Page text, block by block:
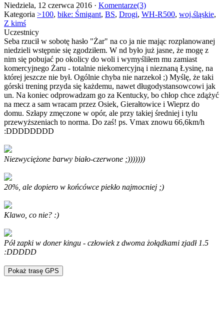
Niedziela, 12 czerwca 2016 · Komentarze(3)
Kategoria >100, bike: Śmigant, BS, Drogi, WH-R500, woj.śląskie,
Z kimś
Uczestnicy
Seba rzucił w sobotę hasło "Żar" na co ja nie mając rozplanowanej
niedzieli wstępnie się zgodziłem. W nd było już jasne, że mogę z
nim się pobujać po okolicy do woli i wymyśliłem mu zamiast
komercyjnego Żaru - totalnie niekomercyjną i nieznaną Łysinę, na
której jeszcze nie był. Ogólnie chyba nie narzekoł ;) Myślę, że taki
górski trening przyda się każdemu, nawet długodystansowcowi jak
un. Na koniec odprowadzam go za Kentucky, bo chłop chce zdążyć
na mecz a sam wracam przez Osiek, Gierałtowice i Wieprz do
domu. Szłapy zmęczone w opór, ale przy takiej średniej i tylu
przewyższeniach to norma. Do zaś! ps. Vmax znowu 66,6km/h
:DDDDDDDD
Niezwyciężone barwy biało-czerwone ;)))))))
20%, ale dopiero w końcówce piekło najmocniej ;)
Klawo, co nie? :)
Pół zapki w doner kingu - człowiek z dwoma żołądkami zjadł 1.5
:DDDDD
Pokaż trasę GPS